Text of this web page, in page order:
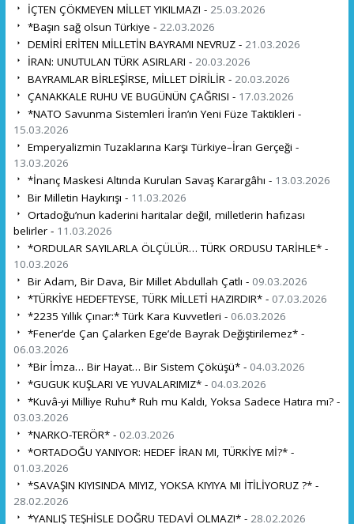
İÇTEN ÇÖKMEYEN MİLLET YIKILMAZ! - 25.03.2026
*Başın sağ olsun Türkiye - 22.03.2026
DEMİRİ ERİTEN MİLLETİN BAYRAMI NEVRUZ - 21.03.2026
İRAN: UNUTULAN TÜRK ASIRLARI - 20.03.2026
BAYRAMLAR BİRLEŞİRSE, MİLLET DİRİLİR - 20.03.2026
ÇANAKKALE RUHU VE BUGÜNÜN ÇAĞRISI - 17.03.2026
*NATO Savunma Sistemleri İran’ın Yeni Füze Taktikleri -
15.03.2026
Emperyalizmin Tuzaklarına Karşı Türkiye–İran Gerçeği -
13.03.2026
*İnanç Maskesi Altında Kurulan Savaş Karargâhı - 13.03.2026
Bir Milletin Haykırışı - 11.03.2026
Ortadoğu’nun kaderini haritalar değil, milletlerin hafızası
belirler - 11.03.2026
*ORDULAR SAYILARLA ÖLÇÜLÜR… TÜRK ORDUSU TARİHLE* -
10.03.2026
Bir Adam, Bir Dava, Bir Millet Abdullah Çatlı - 09.03.2026
*TÜRKİYE HEDEFTEYSE, TÜRK MİLLETİ HAZIRDIR* - 07.03.2026
*2235 Yıllık Çınar:* Türk Kara Kuvvetleri - 06.03.2026
*Fener’de Çan Çalarken Ege’de Bayrak Değiştirilemez* -
06.03.2026
*Bir İmza… Bir Hayat… Bir Sistem Çöküşü* - 04.03.2026
*GUGUK KUŞLARI VE YUVALARIMIZ* - 04.03.2026
*Kuvâ-yi Milliye Ruhu* Ruh mu Kaldı, Yoksa Sadece Hatıra mı? -
03.03.2026
*NARKO-TERÖR* - 02.03.2026
*ORTADOĞU YANIYOR: HEDEF İRAN MI, TÜRKİYE Mİ?* -
01.03.2026
*SAVAŞIN KIYISINDA MIYIZ, YOKSA KIYIYA MI İTİLİYORUZ ?* -
28.02.2026
*YANLIŞ TEŞHİSLE DOĞRU TEDAVİ OLMAZ!* - 28.02.2026